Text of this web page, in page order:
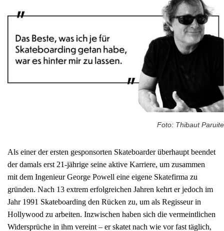
Foto: Thibaut Paruite
Als einer der ersten gesponsorten Skateboarder überhaupt beendet
der damals erst 21-jährige seine aktive Karriere, um zusammen
mit dem Ingenieur George Powell eine eigene Skatefirma zu
gründen. Nach 13 extrem erfolgreichen Jahren kehrt er jedoch im
Jahr 1991 Skateboarding den Rücken zu, um als Regisseur in
Hollywood zu arbeiten. Inzwischen haben sich die vermeintlichen
Widersprüche in ihm vereint – er skatet nach wie vor fast täglich,